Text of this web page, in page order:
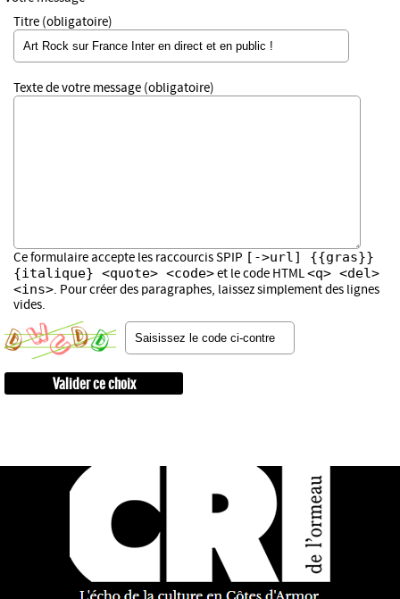
Titre (obligatoire)
Texte de votre message (obligatoire)
Ce formulaire accepte les raccourcis SPIP [->url] {{gras}}
{italique} <quote> <code>et le code HTML<q> <del>
<ins>. Pour créer des paragraphes, laissez simplement des lignes
vides.